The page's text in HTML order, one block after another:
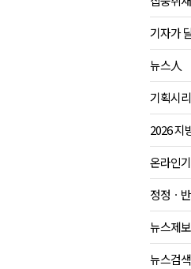
기자가
뉴스人
기획시
2026 지
온라인
정정ㆍ
뉴스제보
뉴스검색